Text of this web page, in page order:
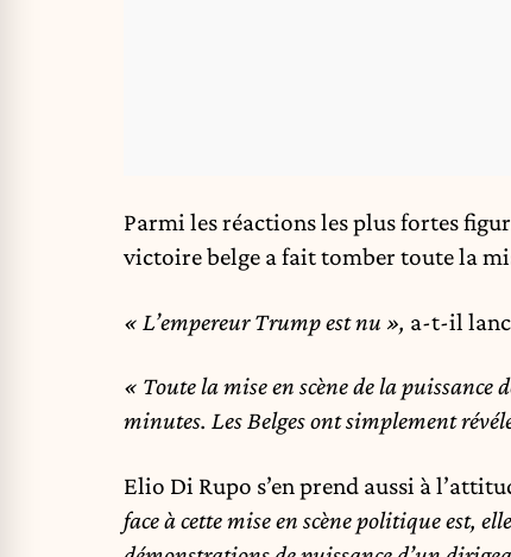
Parmi les réactions les plus fortes
victoire belge a fait tomber toute la
« L’empereur Trump est nu », a-t-il
« Toute la mise en scène de la puissance
minutes. Les Belges ont simplement
Elio Di Rupo s’en prend aussi à
face à cette mise en scène politique est,